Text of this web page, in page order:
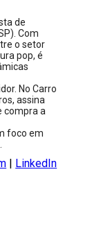
de
Com
o setor
pop, é
No Carro
assina
compra a
foco em
| LinkedIn